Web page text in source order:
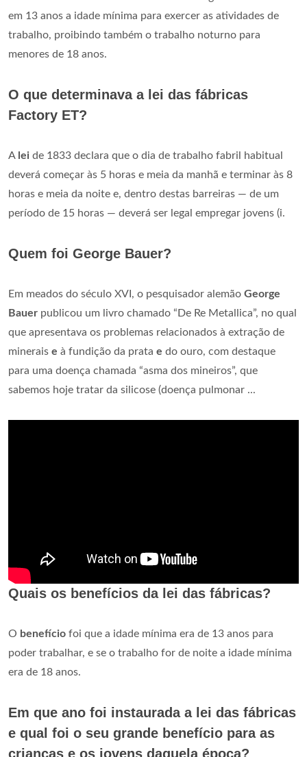
em 13 anos a idade mínima para exercer as atividades de
trabalho, proibindo também o trabalho noturno para
menores de 18 anos.
O que determinava a lei das fábricas
Factory ET?
A lei de 1833 declara que o dia de trabalho fabril habitual
deverá começar às 5 horas e meia da manhã e terminar às 8
horas e meia da noite e, dentro destas barreiras — de um
período de 15 horas — deverá ser legal empregar jovens (i.
Quem foi George Bauer?
Em meados do século XVI, o pesquisador alemão George
Bauer publicou um livro chamado “De Re Metallica”, no qual
que apresentava os problemas relacionados à extração de
minerais e à fundição da prata e do ouro, com destaque
para uma doença chamada “asma dos mineiros”, que
sabemos hoje tratar da silicose (doença pulmonar ...
Quais os benefícios da lei das fábricas?
O benefício foi que a idade mínima era de 13 anos para
poder trabalhar, e se o trabalho for de noite a idade mínima
era de 18 anos.
Em que ano foi instaurada a lei das fábricas
e qual foi o seu grande benefício para as
crianças e os jovens daquela época?